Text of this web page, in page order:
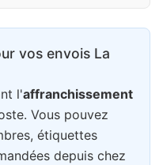
vos envois La
l'affranchissement
Vous pouvez
étiquettes
depuis chez